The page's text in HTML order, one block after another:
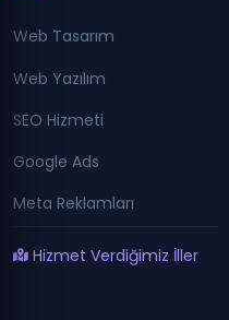
Web Tasarım
Web Yazılım
SEO Hizmeti
Google Ads
Meta Reklamları
Hizmet Verdiğimiz İller